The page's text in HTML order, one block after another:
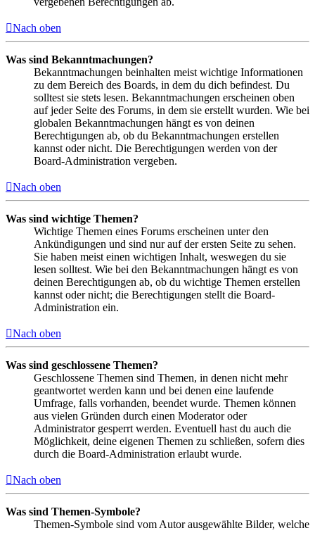
Nach oben
Was sind Bekanntmachungen?
Bekanntmachungen beinhalten meist wichtige Informationen
zu dem Bereich des Boards, in dem du dich befindest. Du
solltest sie stets lesen. Bekanntmachungen erscheinen oben
auf jeder Seite des Forums, in dem sie erstellt wurden. Wie bei
globalen Bekanntmachungen hängt es von deinen
Berechtigungen ab, ob du Bekanntmachungen erstellen
kannst oder nicht. Die Berechtigungen werden von der
Board-Administration vergeben.
Nach oben
Was sind wichtige Themen?
Wichtige Themen eines Forums erscheinen unter den
Ankündigungen und sind nur auf der ersten Seite zu sehen.
Sie haben meist einen wichtigen Inhalt, weswegen du sie
lesen solltest. Wie bei den Bekanntmachungen hängt es von
deinen Berechtigungen ab, ob du wichtige Themen erstellen
kannst oder nicht; die Berechtigungen stellt die Board-
Administration ein.
Nach oben
Was sind geschlossene Themen?
Geschlossene Themen sind Themen, in denen nicht mehr
geantwortet werden kann und bei denen eine laufende
Umfrage, falls vorhanden, beendet wurde. Themen können
aus vielen Gründen durch einen Moderator oder
Administrator gesperrt werden. Eventuell hast du auch die
Möglichkeit, deine eigenen Themen zu schließen, sofern dies
durch die Board-Administration erlaubt wurde.
Nach oben
Was sind Themen-Symbole?
Themen-Symbole sind vom Autor ausgewählte Bilder, welche